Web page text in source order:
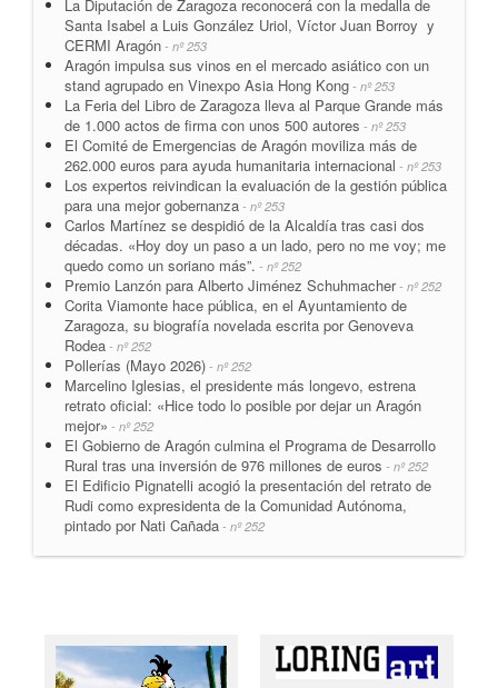
La Diputación de Zaragoza reconocerá con la medalla de
Santa Isabel a Luis González Uriol, Víctor Juan Borroy y
CERMI Aragón - nº 253
Aragón impulsa sus vinos en el mercado asiático con un
stand agrupado en Vinexpo Asia Hong Kong - nº 253
La Feria del Libro de Zaragoza lleva al Parque Grande más
de 1.000 actos de firma con unos 500 autores - nº 253
El Comité de Emergencias de Aragón moviliza más de
262.000 euros para ayuda humanitaria internacional - nº 253
Los expertos reivindican la evaluación de la gestión pública
para una mejor gobernanza - nº 253
Carlos Martínez se despidió de la Alcaldía tras casi dos
décadas. «Hoy doy un paso a un lado, pero no me voy; me
quedo como un soriano más”. - nº 252
Premio Lanzón para Alberto Jiménez Schuhmacher- nº 252
Corita Viamonte hace pública, en el Ayuntamiento de
Zaragoza, su biografía novelada escrita por Genoveva
Rodea - nº 252
Pollerías (Mayo 2026) - nº 252
Marcelino Iglesias, el presidente más longevo, estrena
retrato oficial: «Hice todo lo posible por dejar un Aragón
mejor» - nº 252
El Gobierno de Aragón culmina el Programa de Desarrollo
Rural tras una inversión de 976 millones de euros - nº 252
El Edificio Pignatelli acogió la presentación del retrato de
Rudi como expresidenta de la Comunidad Autónoma,
pintado por Nati Cañada - nº 252